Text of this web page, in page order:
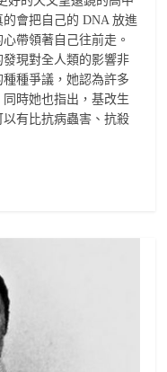
會把自己的 DNA 放進
帶領著自己往前走。
現對全人類的影響非
種爭議，她認為許多
時她也指出，基改生
有比抗病蟲害、抗殺